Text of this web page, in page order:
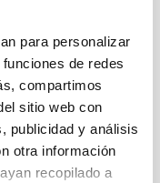
para personalizar
de redes
compartimos
sitio web con
publicidad y análisis
otra información
recopilado a